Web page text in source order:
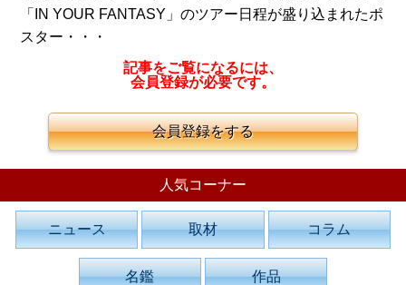
「IN YOUR FANTASY」のツアー日程が盛り込まれたポ
スター・・・
記事をご覧になるには、
会員登録が必要です。
会員登録をする
人気コーナー
ニュース 取材 コラム
名鑑 作品